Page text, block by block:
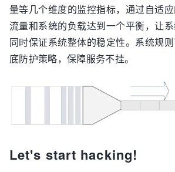
量等几个维度的监控指标，通过自适
流量和系统的负载达到一个平衡，让
同时保证系统整体的稳定性。系统规
底防护策略，保障服务不挂。
Let's start hacking!